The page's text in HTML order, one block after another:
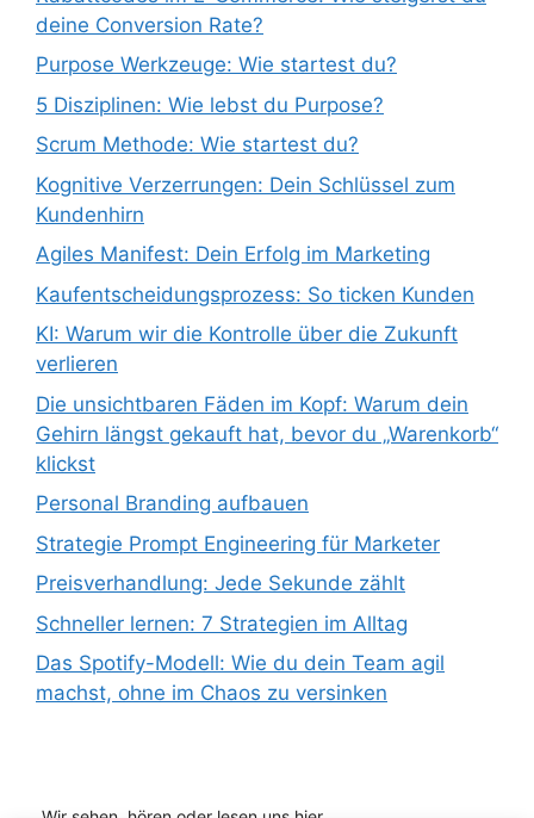
deine Conversion Rate?
Purpose Werkzeuge: Wie startest du?
5 Disziplinen: Wie lebst du Purpose?
Scrum Methode: Wie startest du?
Kognitive Verzerrungen: Dein Schlüssel zum
Kundenhirn
Agiles Manifest: Dein Erfolg im Marketing
Kaufentscheidungsprozess: So ticken Kunden
KI: Warum wir die Kontrolle über die Zukunft
verlieren
Die unsichtbaren Fäden im Kopf: Warum dein
Gehirn längst gekauft hat, bevor du „Warenkorb“
klickst
Personal Branding aufbauen
Strategie Prompt Engineering für Marketer
Preisverhandlung: Jede Sekunde zählt
Schneller lernen: 7 Strategien im Alltag
Das Spotify-Modell: Wie du dein Team agil
machst, ohne im Chaos zu versinken